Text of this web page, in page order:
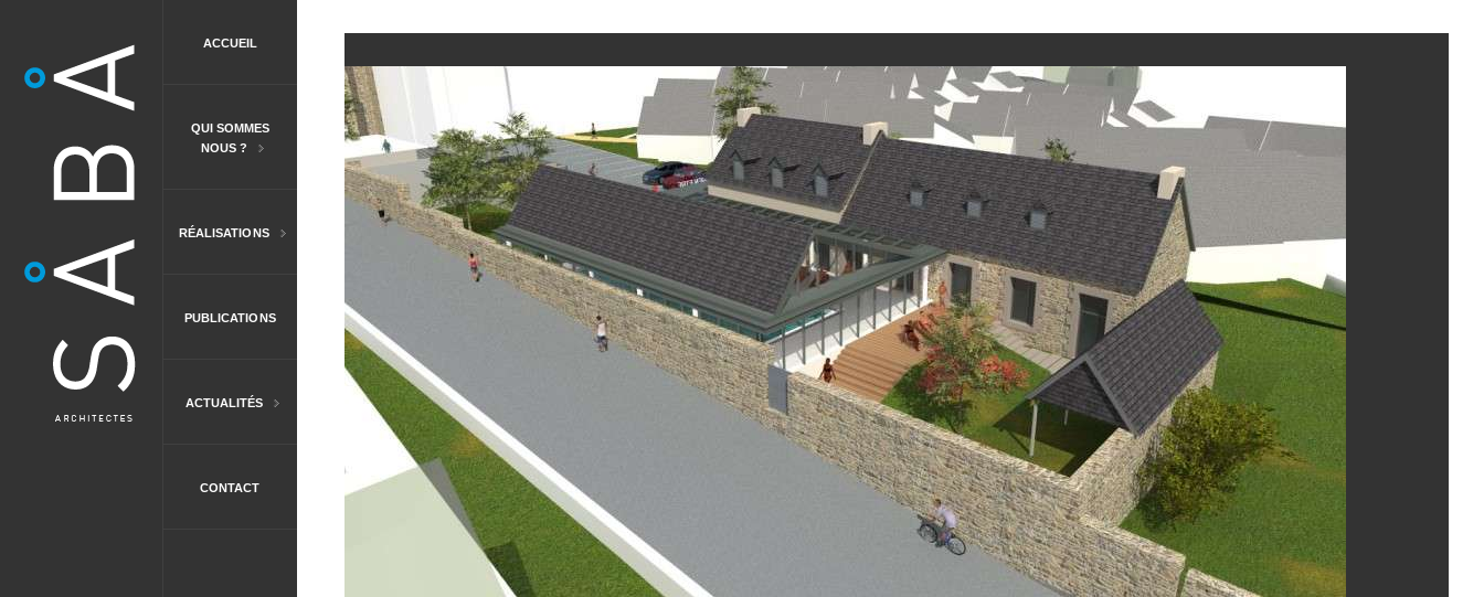
ACCUEIL
QUI SOMMES
NOUS ?
RÉALISATIONS
PUBLICATIONS
ACTUALITÉS
CONTACT